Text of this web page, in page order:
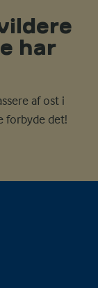
har
af ost i
forbyde det!